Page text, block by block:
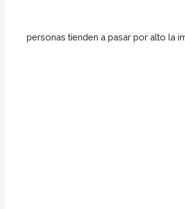
personas tienden a pasar por alto la